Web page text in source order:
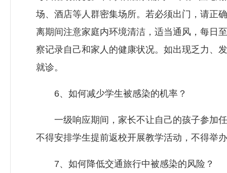
场、酒店等人群密集场所。若必须出门，请正
离期间注意家庭内环境清洁，适当通风，每日
察记录自己和家人的健康状况。如出现乏力、
就诊。
6、如何减少学生被感染的机率？
一级响应期间，家长不让自己的孩子参加任
不得安排学生提前返校开展教学活动，不得举
7、如何降低交通旅行中被感染的风险？